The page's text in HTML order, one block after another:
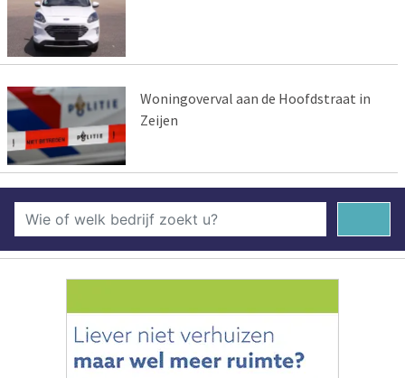
Woningoverval aan de Hoofdstraat in
Zeijen